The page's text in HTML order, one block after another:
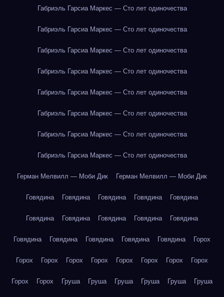
Габриэль Гарсиа Маркес — Сто лет одиночества
Габриэль Гарсиа Маркес — Сто лет одиночества
Габриэль Гарсиа Маркес — Сто лет одиночества
Габриэль Гарсиа Маркес — Сто лет одиночества
Габриэль Гарсиа Маркес — Сто лет одиночества
Габриэль Гарсиа Маркес — Сто лет одиночества
Габриэль Гарсиа Маркес — Сто лет одиночества
Габриэль Гарсиа Маркес — Сто лет одиночества
Герман Мелвилл — Моби Дик Герман Мелвилл — Моби Дик
Говядина Говядина Говядина Говядина Говядина
Говядина Говядина Говядина Говядина Говядина
Говядина Говядина Говядина Говядина Говядина Горох
Горох Горох Горох Горох Горох Горох Горох Горох
Горох Горох Груша Груша Груша Груша Груша Груша